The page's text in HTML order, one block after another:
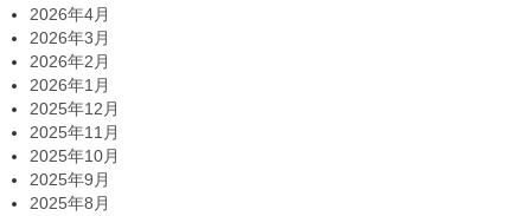
2026年4月
2026年3月
2026年2月
2026年1月
2025年12月
2025年11月
2025年10月
2025年9月
2025年8月